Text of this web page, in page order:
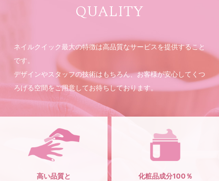
QUALITY
ネイルクイック最大の特徴は高品質なサービスを提供すること
です。
デザインやスタッフの技術はもちろん、お客様が安心してくつ
ろげる空間をご用意してお待ちしております。
高い品質と
化粧品成分100％